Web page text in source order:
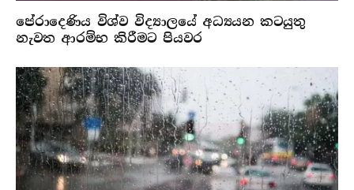
පේරාදෙණිය විශ්ව විද්‍යාලයේ අධ්‍යයන කටයුතු
නැවත ආරම්භ කිරීමට පියවර